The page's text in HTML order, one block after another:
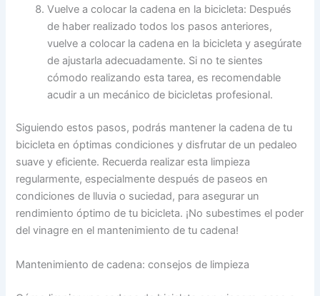
Vuelve a colocar la cadena en la bicicleta: Después
de haber realizado todos los pasos anteriores,
vuelve a colocar la cadena en la bicicleta y asegúrate
de ajustarla adecuadamente. Si no te sientes
cómodo realizando esta tarea, es recomendable
acudir a un mecánico de bicicletas profesional.
Siguiendo estos pasos, podrás mantener la cadena de tu
bicicleta en óptimas condiciones y disfrutar de un pedaleo
suave y eficiente. Recuerda realizar esta limpieza
regularmente, especialmente después de paseos en
condiciones de lluvia o suciedad, para asegurar un
rendimiento óptimo de tu bicicleta. ¡No subestimes el poder
del vinagre en el mantenimiento de tu cadena!
Mantenimiento de cadena: consejos de limpieza